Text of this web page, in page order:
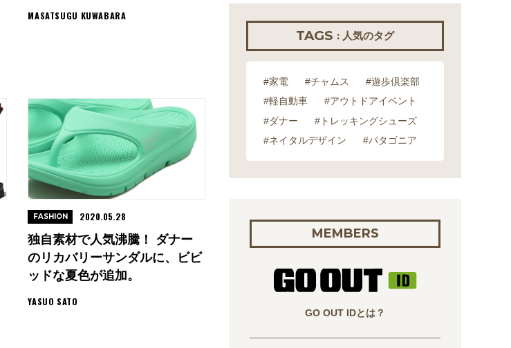
MASATSUGU KUWABARA
独自素材で人気沸騰！ ダナー
のリカバリーサンダルに、ビビ
ッドな夏色が追加。
YASUO SATO
FASHION 2020.05.28
TAGS : 人気のタグ
#家電 #チャムス
#遊歩倶楽部
#軽自動車
#アウトドアイベント
#ダナー
#トレッキングシューズ
#ネイタルデザイン
#パタゴニア
MEMBERS
GO OUT IDとは？